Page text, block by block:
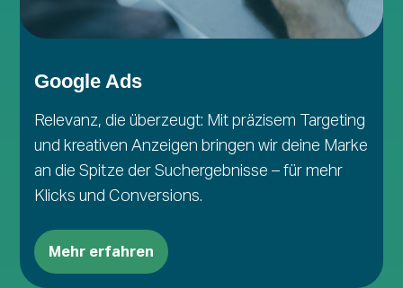
Google Ads
Relevanz, die überzeugt: Mit präzisem Targeting
und kreativen Anzeigen bringen wir deine Marke
an die Spitze der Suchergebnisse – für mehr
Klicks und Conversions.
Mehr erfahren